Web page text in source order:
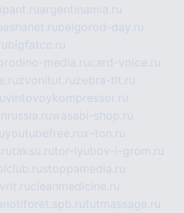
argentinamia.ru
ashanet.rubelgorod-day.ru
bigfatcc.ru
media.rucard-voice.ru
zvonitut.ruzebra-tlt.ru
vintovoykompressor.ru
wasabi-shop.ru
youtubefree.rux-ton.ru
taksu.rutor-lyubov-i-grom.ru
stoppamedia.ru
cleanmedicine.ru
tutmassage.ru